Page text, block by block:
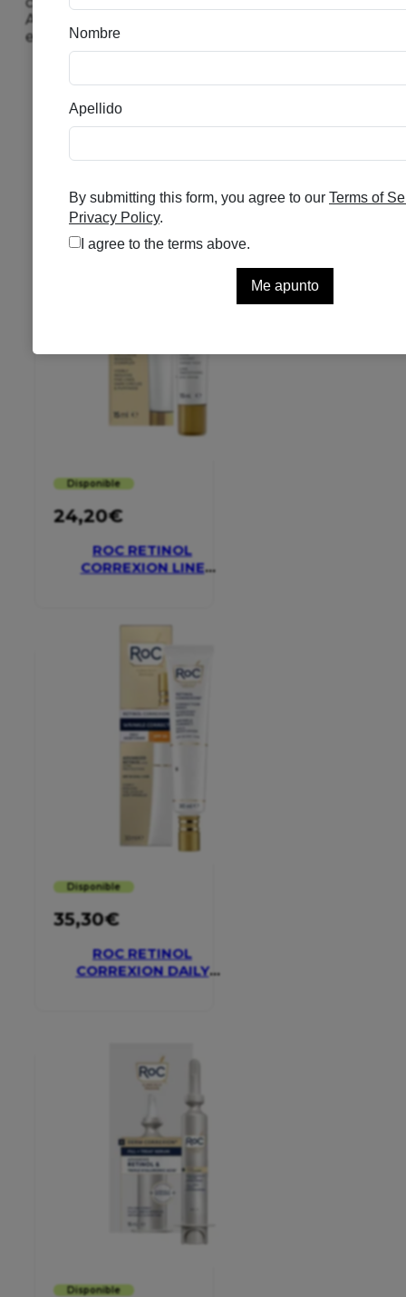
Aceptada por la Asociación Nacional del eczema
estadounidense.
Productos relacionados
Disponible
24,20€
ROC RETINOL
CORREXION LINE
Disponible
35,30€
ROC RETINOL
CORREXION DAILY
Disponible